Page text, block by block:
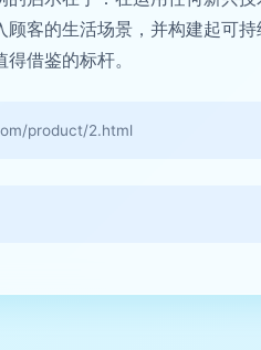
客的生活场景，并构建起可
借鉴的标杆。
product/2.html